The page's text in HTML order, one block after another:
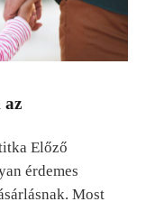
az
Előző
érdemes
Most